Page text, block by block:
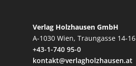
Verlag Holzhausen GmbH
A-1030 Wien, Traungasse 14-16
+43-1-740 95-0
kontakt@verlagholzhausen.at